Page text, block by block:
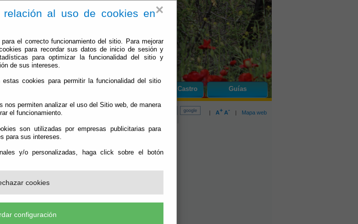
×
al uso de cookies en
para el correcto funcionamiento del sitio. Para mejorar
para recordar sus datos de inicio de sesión y
para optimizar la funcionalidad del sitio y
de sus intereses.
estas cookies para permitir la funcionalidad del sitio
nos permiten analizar el uso del Sitio web, de manera
el funcionamiento.
son utilizadas por empresas publicitarias para
para sus intereses.
y/o personalizadas, haga click sobre el botón
cookies
configuración
Olula de Castro Guías
| A+ A- | Mapa web